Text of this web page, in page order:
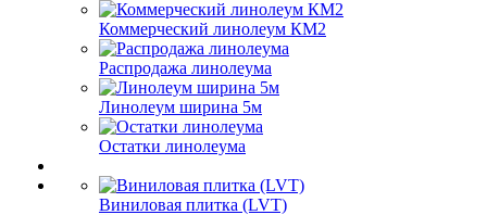
Коммерческий линолеум КМ2
Распродажа линолеума
Линолеум ширина 5м
Остатки линолеума
Виниловая плитка (LVT)